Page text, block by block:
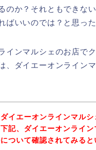
のか？それともできな
ばいいのでは？と思った
インマルシェのお店で
、ダイエーオンライン
イエーオンラインマル
記、ダイエーオンライ
ついて確認されてみると